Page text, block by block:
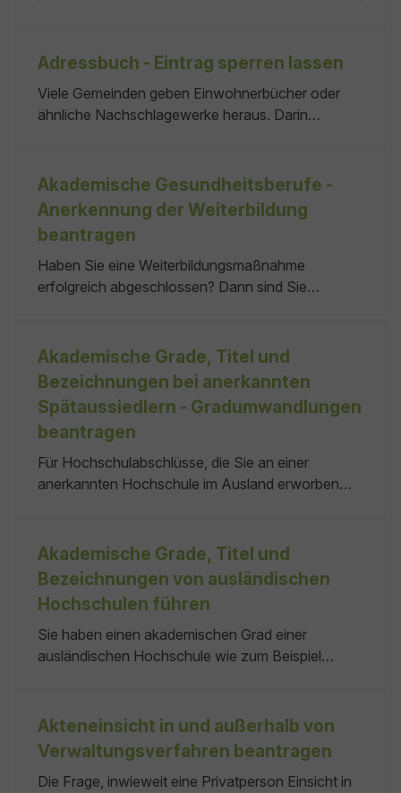
Adressbuch - Eintrag sperren lassen
Viele Gemeinden geben Einwohnerbücher oder
ähnliche Nachschlagewerke heraus. Darin
Veröffentlichung Ihrer Daten widersprechen. Ihren
Widerspruch brauchen Sie nicht begründen.
Eintrag in einem Adressbuch keine
Akademische Gesundheitsberufe -
Anerkennung der Weiterbildung
beantragen
Haben Sie eine Weiterbildungsmaßnahme
erfolgreich abgeschlossen? Dann sind Sie
Beispiel einer Facharztbezeichnung. Bevor Sie
eine solche Bezeichnung führen dürfen, müssen
Sie sie von der zuständigen Heilberufe-Kammer
anerkennen lassen.
Akademische Grade, Titel und
Bezeichnungen bei anerkannten
Spätaussiedlern - Gradumwandlungen
beantragen
Für Hochschulabschlüsse, die Sie an einer
anerkannten Hochschule im Ausland erworben
ausländische Abschluss dem deutschen
gleichwertig , erfolgt diese Umwandlung. Keine
Keine Keine Widerspruch
Akademische Grade, Titel und
Bezeichnungen von ausländischen
Hochschulen führen
Sie haben einen akademischen Grad einer
ausländischen Hochschule wie zum Beispiel
Angabe der verleihenden Hochschule verzichten,
wenn Sie den Grad erworben haben: Hinweis zum
Brexit: Keine Keine Keine
Akteneinsicht in und außerhalb von
Verwaltungsverfahren beantragen
Die Frage, inwieweit eine Privatperson Einsicht in